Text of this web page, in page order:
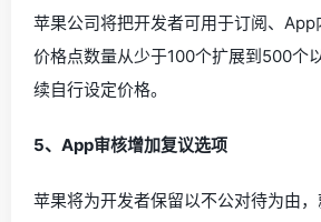
苹果公司将把开发者可用于订阅、
价格点数量从少于100个扩展到500个
续自行设定价格。
5、App审核增加复议选项
苹果将为开发者保留以不公对待为由